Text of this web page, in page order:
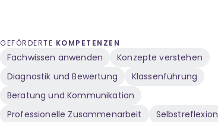
GEFÖRDERTE KOMPETENZEN
Fachwissen anwenden
Konzepte verstehen
Diagnostik und Bewertung
Klassenführung
Beratung und Kommunikation
Professionelle Zusammenarbeit
Selbstreflexion